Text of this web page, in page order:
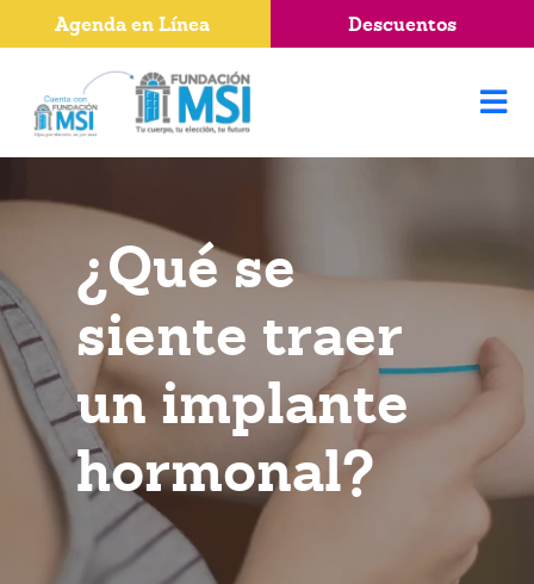
¿Qué se
siente traer
un implante
hormonal?
Agenda en Línea Descuentos